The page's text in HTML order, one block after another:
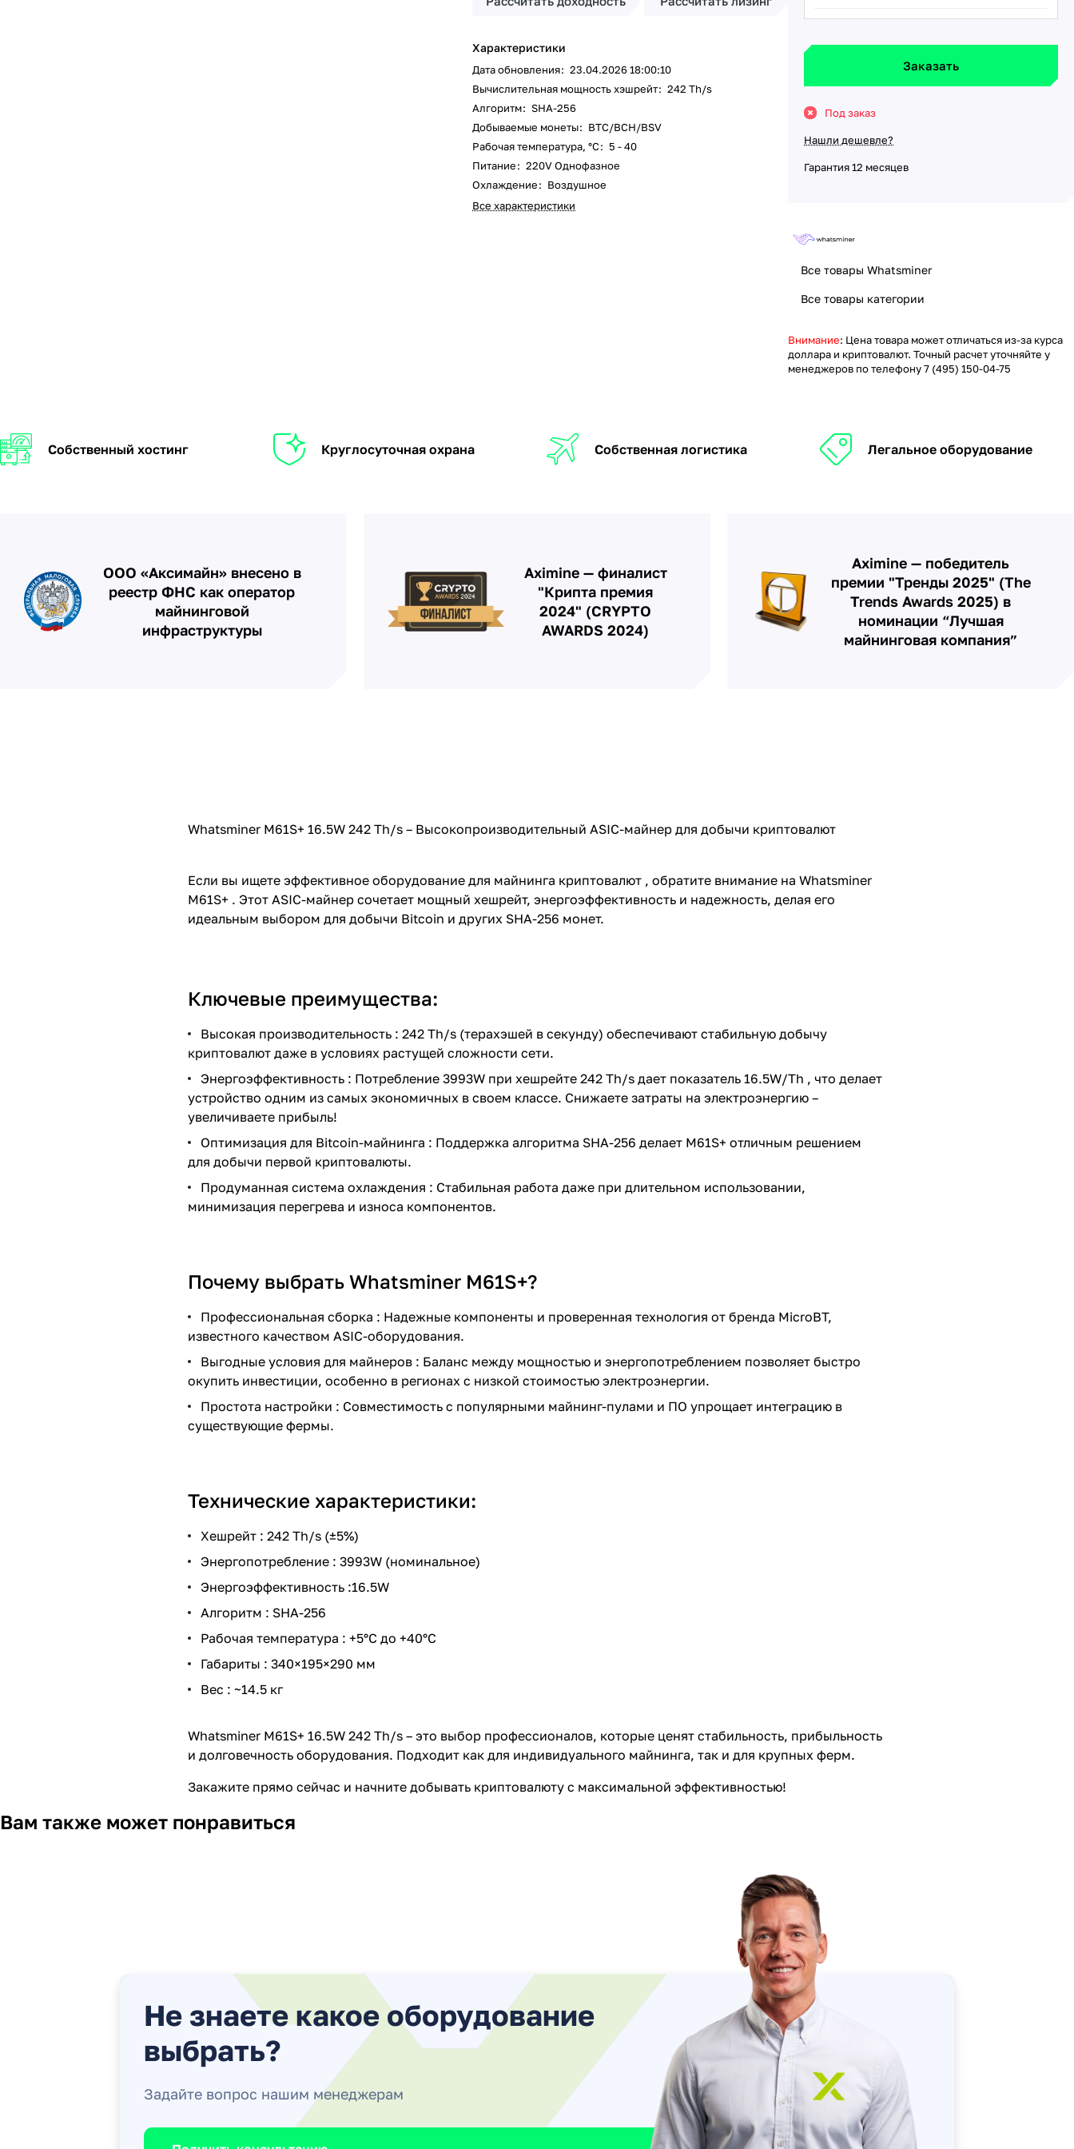
Характеристики
Дата обновления: 23.04.2026 18:00:10
Вычислительная мощность хэшрейт: 242 Th/s
Алгоритм: SHA-256
Добываемые монеты: BTC/BCH/BSV
Рабочая температура, °C: 5 - 40
Питание: 220V Однофазное
Охлаждение: Воздушное
Все характеристики
Заказать
Под заказ
Нашли дешевле?
Гарантия 12 месяцев
Все товары Whatsminer
Все товары категории
Внимание: Цена товара может отличаться из-за курса
доллара и криптовалют. Точный расчет уточняйте у
менеджеров по телефону7 (495) 150-04-75
Собственный хостинг Круглосуточная охрана Собственная логистика Легальное оборудование
ООО «Аксимайн» внесено в
реестр ФНС как оператор
майнинговой
инфраструктуры
Aximine — финалист
"Крипта премия
2024" (CRYPTO
AWARDS 2024)
Aximine — победитель
премии "Тренды 2025" (The
Trends Awards 2025) в
номинации “Лучшая
майнинговая компания”
Whatsminer M61S+ 16.5W 242 Th/s – Высокопроизводительный ASIC-майнер для добычи криптовалют
Если вы ищете эффективное оборудование для майнинга криптовалют , обратите внимание на Whatsminer
M61S+ . Этот ASIC-майнер сочетает мощный хешрейт, энергоэффективность и надежность, делая его
идеальным выбором для добычи Bitcoin и других SHA-256 монет.
Ключевые преимущества:
Высокая производительность : 242 Th/s (терахэшей в секунду) обеспечивают стабильную добычу
криптовалют даже в условиях растущей сложности сети.
Энергоэффективность : Потребление 3993W при хешрейте 242 Th/s дает показатель 16.5W/Th , что делает
устройство одним из самых экономичных в своем классе. Снижаете затраты на электроэнергию –
увеличиваете прибыль!
Оптимизация для Bitcoin-майнинга : Поддержка алгоритма SHA-256 делает M61S+ отличным решением
для добычи первой криптовалюты.
Продуманная система охлаждения : Стабильная работа даже при длительном использовании,
минимизация перегрева и износа компонентов.
Почему выбрать Whatsminer M61S+?
Профессиональная сборка : Надежные компоненты и проверенная технология от бренда MicroBT,
известного качеством ASIC-оборудования.
Выгодные условия для майнеров : Баланс между мощностью и энергопотреблением позволяет быстро
окупить инвестиции, особенно в регионах с низкой стоимостью электроэнергии.
Простота настройки : Совместимость с популярными майнинг-пулами и ПО упрощает интеграцию в
существующие фермы.
Технические характеристики:
Хешрейт : 242 Th/s (±5%)
Энергопотребление : 3993W (номинальное)
Энергоэффективность :16.5W
Алгоритм : SHA-256
Рабочая температура : +5°C до +40°C
Габариты : 340×195×290 мм
Вес : ~14.5 кг
Whatsminer M61S+ 16.5W 242 Th/s – это выбор профессионалов, которые ценят стабильность, прибыльность
и долговечность оборудования. Подходит как для индивидуального майнинга, так и для крупных ферм.
Закажите прямо сейчас и начните добывать криптовалюту с максимальной эффективностью!
Вам также может понравиться
Не знаете какое оборудование
выбрать?
Задайте вопрос нашим менеджерам